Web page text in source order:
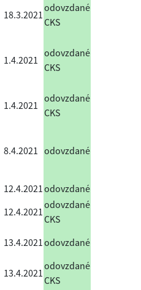
18.3.2021
odovzdané
CKS
1.4.2021
odovzdané
CKS
1.4.2021
odovzdané
CKS
8.4.2021 odovzdané
12.4.2021 odovzdané
12.4.2021
odovzdané
CKS
13.4.2021 odovzdané
13.4.2021
odovzdané
CKS